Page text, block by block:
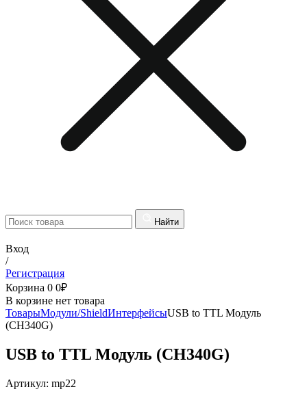
Найти
Вход
/
Регистрация
Корзина 0 0₽
В корзине нет товара
ТоварыМодули/ShieldИнтерфейсыUSB to TTL Модуль
(CH340G)
USB to TTL Модуль (CH340G)
Артикул: mp22